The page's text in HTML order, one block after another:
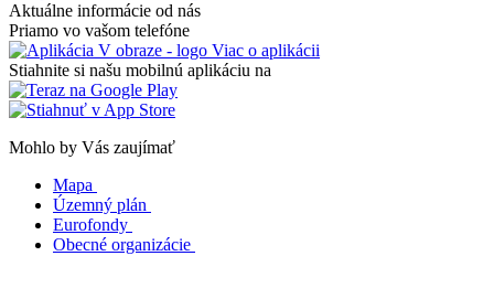
Aktuálne informácie od nás
Priamo vo vašom telefóne
Viac o aplikácii
Stiahnite si našu mobilnú aplikáciu na
Mohlo by Vás zaujímať
Mapa
Územný plán
Eurofondy
Obecné organizácie